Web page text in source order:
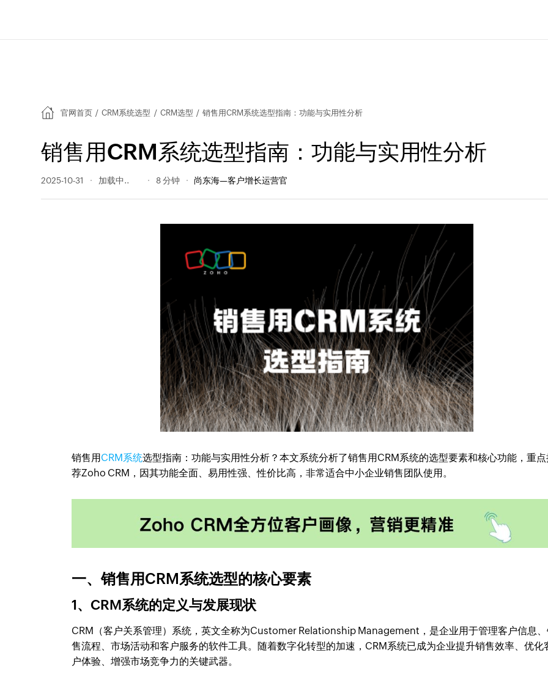
官网首页 / CRM系统选型 / CRM选型 / 销售用CRM系统选型指南：功能与实用性分析
销售用CRM系统选型指南：功能与实用性分析
2025-10-31 320 阅读量 8 分钟 尚东海—客户增长运营官
销售用CRM系统选型指南：功能与实用性分析？本文系统分析了销售用CRM系统的选型要素和核心功能，重
荐Zoho CRM，因其功能全面、易用性强、性价比高，非常适合中小企业销售团队使用。
一、销售用CRM系统选型的核心要素
1、CRM系统的定义与发展现状
CRM（客户关系管理）系统，英文全称为Customer Relationship Management，是企业用于管理客户信息
售流程、市场活动和客户服务的软件工具。随着数字化转型的加速，CRM系统已成为企业提升销售效率、优化
户体验、增强市场竞争力的关键武器。